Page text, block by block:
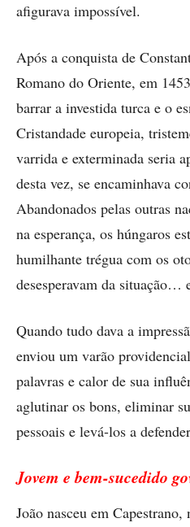
afigurava impossível.
Após a conquista de
Romano do Oriente, em
barrar a investida turca e o
Cristandade europeia,
varrida e exterminada seria
desta vez, se encaminhava
Abandonados pelas outras
na esperança, os húngaros
humilhante trégua com os
desesperavam da situação…
Quando tudo dava a
enviou um varão
palavras e calor de sua
aglutinar os bons, eliminar
pessoais e levá-los a
Jovem e bem-sucedido
João nasceu em